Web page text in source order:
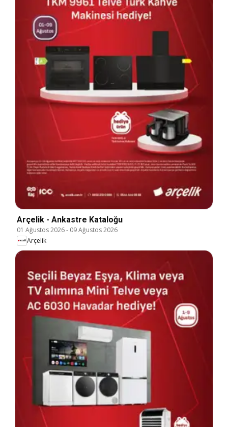
Arçelik - Ankastre Kataloğu
01 Ağustos 2026- 09 Ağustos 2026
Arçelik